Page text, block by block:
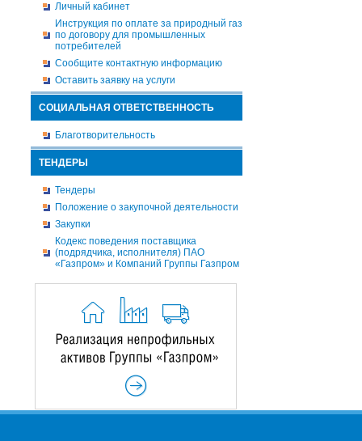
Личный кабинет
Инструкция по оплате за природный газ
по договору для промышленных
потребителей
Сообщите контактную информацию
Оставить заявку на услуги
СОЦИАЛЬНАЯ ОТВЕТСТВЕННОСТЬ
Благотворительность
ТЕНДЕРЫ
Тендеры
Положение о закупочной деятельности
Закупки
Кодекс поведения поставщика
(подрядчика, исполнителя) ПАО
«Газпром» и Компаний Группы Газпром